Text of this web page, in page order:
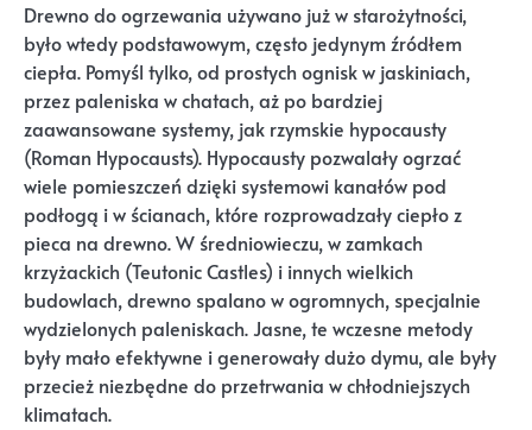
Drewno do ogrzewania używano już w starożytności,
było wtedy podstawowym, często jedynym źródłem
ciepła. Pomyśl tylko, od prostych ognisk w jaskiniach,
przez paleniska w chatach, aż po bardziej
zaawansowane systemy, jak rzymskie hypocausty
(Roman Hypocausts). Hypocausty pozwalały ogrzać
wiele pomieszczeń dzięki systemowi kanałów pod
podłogą i w ścianach, które rozprowadzały ciepło z
pieca na drewno. W średniowieczu, w zamkach
krzyżackich (Teutonic Castles) i innych wielkich
budowlach, drewno spalano w ogromnych, specjalnie
wydzielonych paleniskach. Jasne, te wczesne metody
były mało efektywne i generowały dużo dymu, ale były
przecież niezbędne do przetrwania w chłodniejszych
klimatach.